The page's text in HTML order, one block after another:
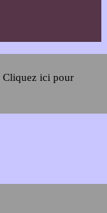
Cliquez ici pour